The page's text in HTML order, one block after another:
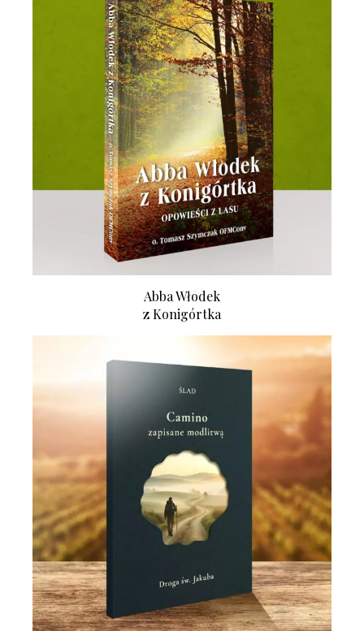
Abba Włodek
z Konigórtka